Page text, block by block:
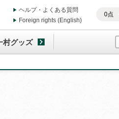
0点
ヘルプ・よくある質問
Foreign rights (English)
村グッズ